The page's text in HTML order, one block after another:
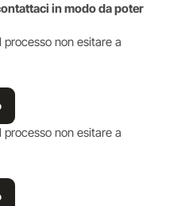
in modo da poter
processo non esitare a
processo non esitare a